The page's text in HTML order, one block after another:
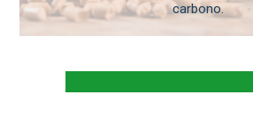
carbono.